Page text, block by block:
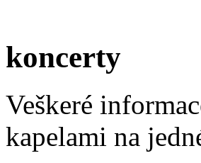
koncerty
Veškeré
kapelami na